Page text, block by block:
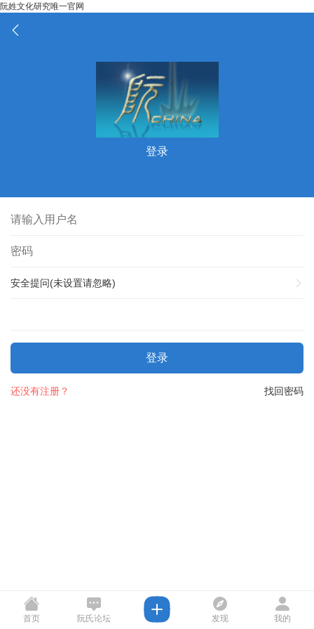
阮姓文化研究唯一官网
登录
安全提问(未设置请忽略)
登录
找回密码
还没有注册？
首页 阮氏论坛 发现 我的